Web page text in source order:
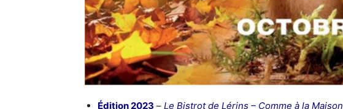
Édition 2023 – Le Bistrot de Lérins – Comme à la Maison